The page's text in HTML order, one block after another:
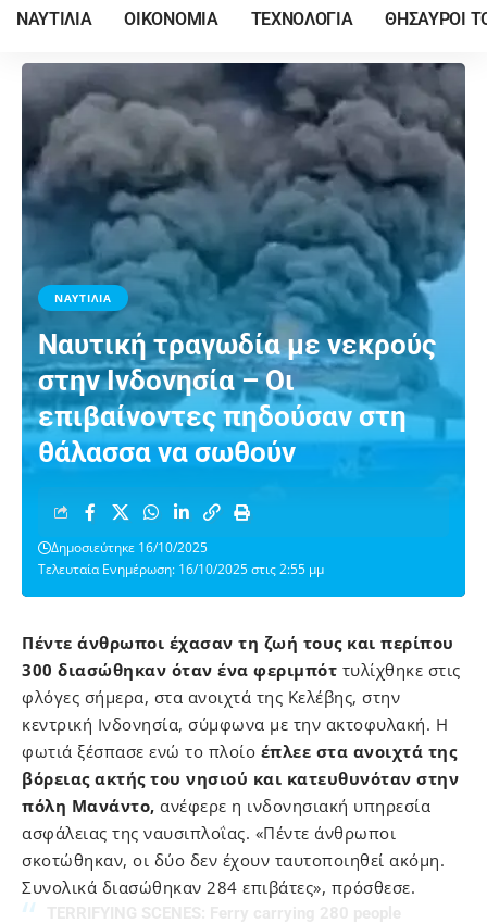
ΝΑΥΤΙΛΙΑ ΟΙΚΟΝΟΜΙΑ ΤΕΧΝΟΛΟΓΙΑ ΘΗΣΑΥΡΟΙ
ΝΑΥΤΙΛΙΑ
Ναυτική τραγωδία με νεκρούς
στην Ινδονησία – Οι
επιβαίνοντες πηδούσαν στη
θάλασσα να σωθούν
Τελευταία Ενημέρωση: 16/10/2025 στις 2:55 μμ
Δημοσιεύτηκε 16/10/2025
Πέντε άνθρωποι έχασαν τη ζωή τους και περίπου
300 διασώθηκαν όταν ένα φεριμπότ τυλίχθηκε στις
φλόγες σήμερα, στα ανοιχτά της Κελέβης, στην
κεντρική Ινδονησία, σύμφωνα με την ακτοφυλακή. Η
φωτιά ξέσπασε ενώ το πλοίο έπλεε στα ανοιχτά της
βόρειας ακτής του νησιού και κατευθυνόταν στην
πόλη Μανάντο, ανέφερε η ινδονησιακή υπηρεσία
ασφάλειας της ναυσιπλοΐας. «Πέντε άνθρωποι
σκοτώθηκαν, οι δύο δεν έχουν ταυτοποιηθεί ακόμη.
Συνολικά διασώθηκαν 284 επιβάτες», πρόσθεσε.